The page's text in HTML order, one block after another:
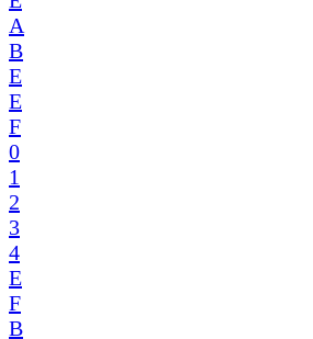
A
B
E
E
F
0
1
2
3
4
E
F
B